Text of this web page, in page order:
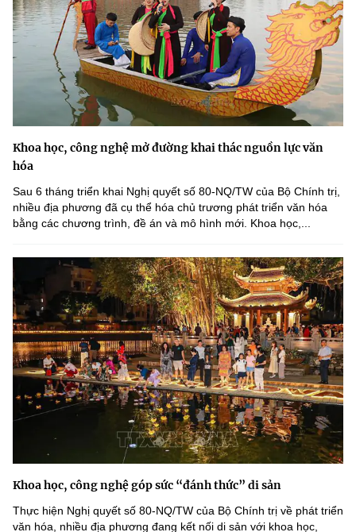
Khoa học, công nghệ mở đường khai thác nguồn lực văn
hóa
Sau 6 tháng triển khai Nghị quyết số 80-NQ/TW của Bộ Chính trị,
nhiều địa phương đã cụ thể hóa chủ trương phát triển văn hóa
bằng các chương trình, đề án và mô hình mới. Khoa học,...
Khoa học, công nghệ góp sức “đánh thức” di sản
Thực hiện Nghị quyết số 80-NQ/TW của Bộ Chính trị về phát triển
văn hóa, nhiều địa phương đang kết nối di sản với khoa học,